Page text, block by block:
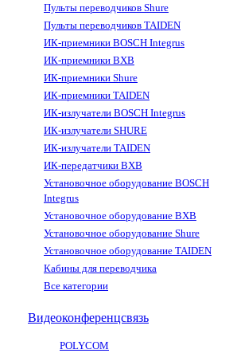
Пульты переводчиков Shure
Пульты переводчиков TAIDEN
ИК-приемники BOSCH Integrus
ИК-приемники BXB
ИК-приемники Shure
ИК-приемники TAIDEN
ИК-излучатели BOSCH Integrus
ИК-излучатели SHURE
ИК-излучатели TAIDEN
ИК-передатчики BXB
Установочное оборудование BOSCH
Integrus
Установочное оборудование BXB
Установочное оборудование Shure
Установочное оборудование TAIDEN
Кабины для переводчика
Все категории
Видеоконференцсвязь
POLYCOM